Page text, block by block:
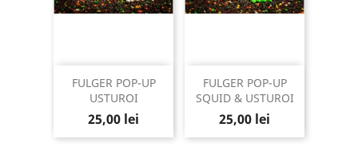
FULGER POP-UP
USTUROI
Pret
25,00 lei
FULGER POP-UP
SQUID & USTUROI
Pret
25,00 lei